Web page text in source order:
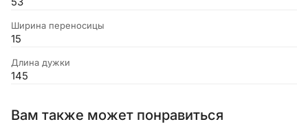
Ширина переносицы
15
Длина дужки
145
Вам также может понравиться